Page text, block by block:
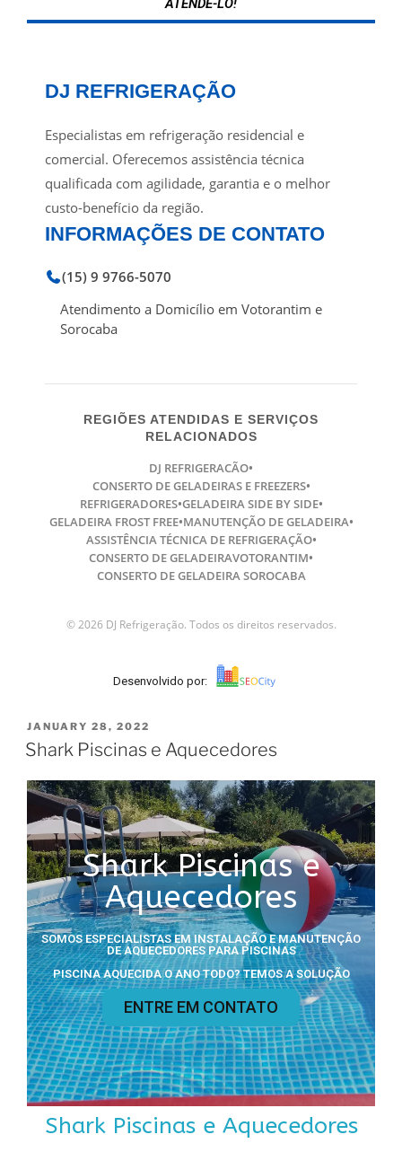
DJ REFRIGERAÇÃO
Especialistas em refrigeração residencial e
comercial. Oferecemos assistência técnica
qualificada com agilidade, garantia e o melhor
custo-benefício da região.
INFORMAÇÕES DE CONTATO
(15) 9 9766-5070
Atendimento a Domicílio em Votorantim e
Sorocaba
REGIÕES ATENDIDAS E SERVIÇOS
RELACIONADOS
DJ REFRIGERACÃO•
CONSERTO DE GELADEIRAS E FREEZERS•
REFRIGERADORES•GELADEIRA SIDE BY SIDE•
GELADEIRA FROST FREE•MANUTENÇÃO DE GELADEIRA•
ASSISTÊNCIA TÉCNICA DE REFRIGERAÇÃO•
CONSERTO DE GELADEIRAVOTORANTIM•
CONSERTO DE GELADEIRA SOROCABA
© 2026 DJ Refrigeração. Todos os direitos reservados.
Desenvolvido por:
JANUARY 28, 2022
Shark Piscinas e Aquecedores
Shark Piscinas e
Aquecedores
ENTRE EM CONTATO
SOMOS ESPECIALISTAS EM INSTALAÇÃO E MANUTENÇÃO
DE AQUECEDORES PARA PISCINAS
PISCINA AQUECIDA O ANO TODO? TEMOS A SOLUÇÃO
Shark Piscinas e Aquecedores